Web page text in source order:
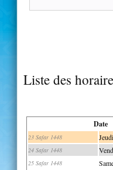
Liste des
Date
23 Safar 1448
24 Safar 1448
25 Safar 1448